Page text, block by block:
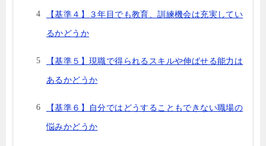
【基準４】３年目でも教育、訓練機会は充実してい
るかどうか
【基準５】現職で得られるスキルや伸ばせる能力は
あるかどうか
【基準６】自分ではどうすることもできない職場の
悩みかどうか